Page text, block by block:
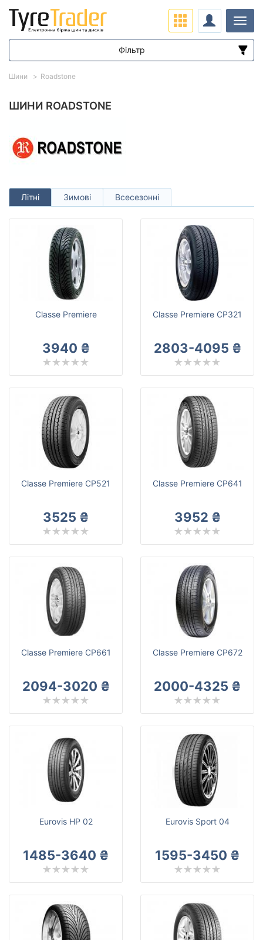
ШИНИ ROADSTONE
Літні Зимові Всесезонні
Classe Premiere
3940 ₴
Classe Premiere CP321
2803-4095 ₴
Classe Premiere CP521
3525 ₴
Classe Premiere CP641
3952 ₴
Classe Premiere CP661
2094-3020 ₴
Classe Premiere CP672
2000-4325 ₴
Eurovis HP 02
1485-3640 ₴
Eurovis Sport 04
1595-3450 ₴
Шини Roadstone
Фільтр
Діапазон цін
Сезон
Roadstone
Всі бренди
Скинути Підібрати